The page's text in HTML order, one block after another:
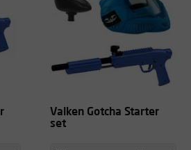
Valken Gotcha Starter
set